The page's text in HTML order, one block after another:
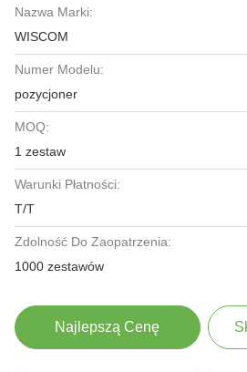
Nazwa Marki:
WISCOM
Numer Modelu:
pozycjoner
MOQ:
1 zestaw
Warunki Płatności:
T/T
Zdolność Do Zaopatrzenia:
1000 zestawów
Najlepszą Cenę